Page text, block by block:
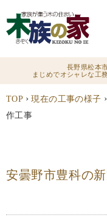
長野県松本
まじめでオシャレな工
TOP › 現在の工事の様子 ›
作工事
安曇野市豊科の